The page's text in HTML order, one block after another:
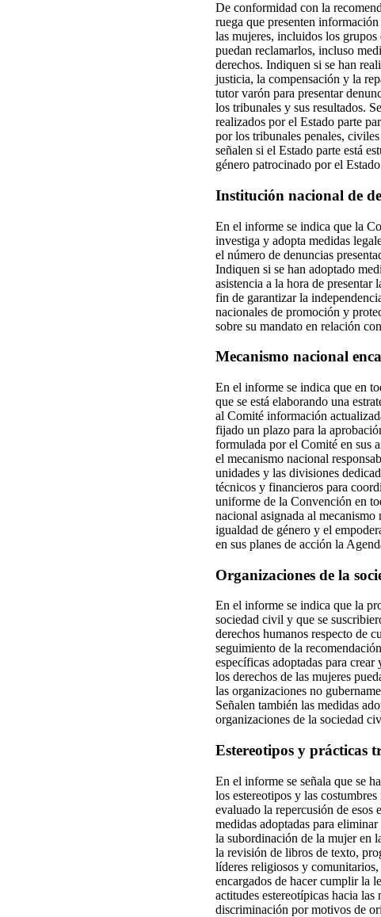
De conformidad con la
ruega que presenten
las mujeres, incluidos los
puedan reclamarlos, incluso
derechos. Indiquen si se han
justicia, la compensación y la
tutor varón para presentar
los tribunales y sus resultados.
realizados por el Estado parte
por los tribunales penales,
señalen si el Estado parte está
género patrocinado por el
Institución nacional de
En el informe se indica que la
investiga y adopta medidas
el número de denuncias
Indiquen si se han adoptado
asistencia a la hora de presentar
fin de garantizar la
nacionales de promoción y
sobre su mandato en relación
Mecanismo nacional
En el informe se indica que en
que se está elaborando una
al Comité información
fijado un plazo para la
formulada por el Comité en sus
el mecanismo nacional
unidades y las divisiones
técnicos y financieros para
uniforme de la Convención en
nacional asignada al mecanismo
igualdad de género y el
en sus planes de acción la
Organizaciones de la
En el informe se indica que la
sociedad civil y que se
derechos humanos respecto de
seguimiento de la
específicas adoptadas para
los derechos de las mujeres
las organizaciones no
Señalen también las medidas
organizaciones de la sociedad
Estereotipos y prácticas
En el informe se señala que se
los estereotipos y las
evaluado la repercusión de esos
medidas adoptadas para
la subordinación de la mujer en
la revisión de libros de texto,
líderes religiosos y
encargados de hacer cumplir la
actitudes estereotípicas hacia
discriminación por motivos de